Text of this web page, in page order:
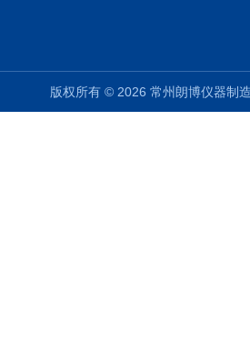
版权所有 © 2026 常州朗博仪器